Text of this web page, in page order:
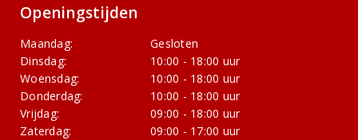
Openingstijden
Maandag:
Gesloten
Dinsdag:
10:00 - 18:00 uur
Woensdag:
10:00 - 18:00 uur
Donderdag:
10:00 - 18:00 uur
Vrijdag:
09:00 - 18:00 uur
Zaterdag:
09:00 - 17:00 uur